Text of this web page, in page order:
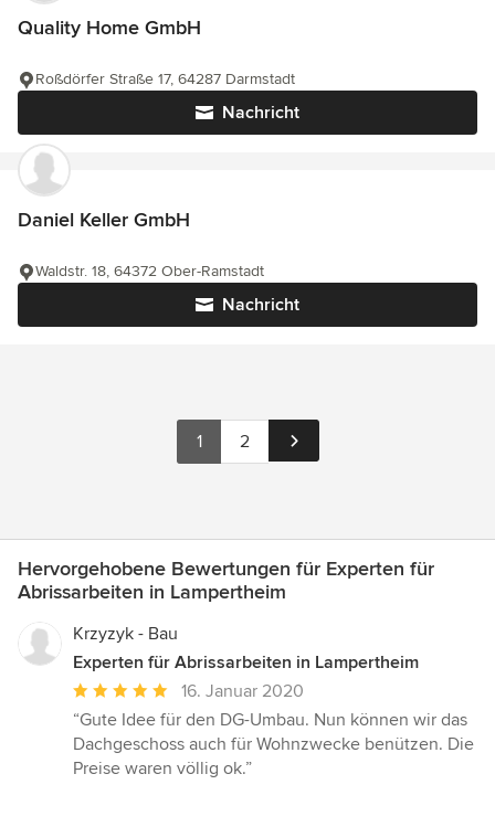
Quality Home GmbH
Nachricht
Roßdörfer Straße 17, 64287 Darmstadt
Daniel Keller GmbH
Nachricht
Waldstr. 18, 64372 Ober-Ramstadt
1 2
Hervorgehobene Bewertungen für Experten für
Abrissarbeiten in Lampertheim
Krzyzyk - Bau
Experten für Abrissarbeiten in Lampertheim
Durchschnittliche
Bewertung:
5
von
16. Januar 2020
“Gute Idee für den DG-Umbau. Nun können wir das
Dachgeschoss auch für Wohnzwecke benützen. Die
Preise waren völlig ok.”